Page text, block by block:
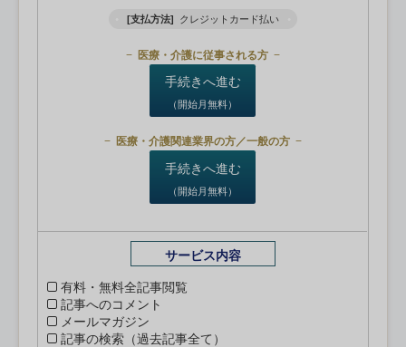
[支払方法] クレジットカード払い
医療・介護に従事される方
手続きへ進む
（開始月無料）
医療・介護関連業界の方／一般の方
手続きへ進む
（開始月無料）
サービス内容
有料・無料全記事閲覧
記事へのコメント
メールマガジン
記事の検索（過去記事全て）